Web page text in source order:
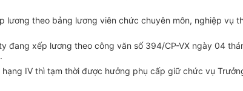
theo bảng lương viên chức chuyên môn, nghiệp vụ
xếp lương theo công văn số 394/CP-VX ngày 04
IV thì tạm thời được hưởng phụ cấp giữ chức vụ